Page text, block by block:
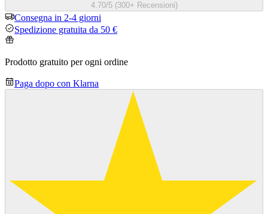
4.70/5 (300+ Recensioni)
Consegna in 2-4 giorni
Spedizione gratuita da 50 €
Prodotto gratuito per ogni ordine
Paga dopo con Klarna